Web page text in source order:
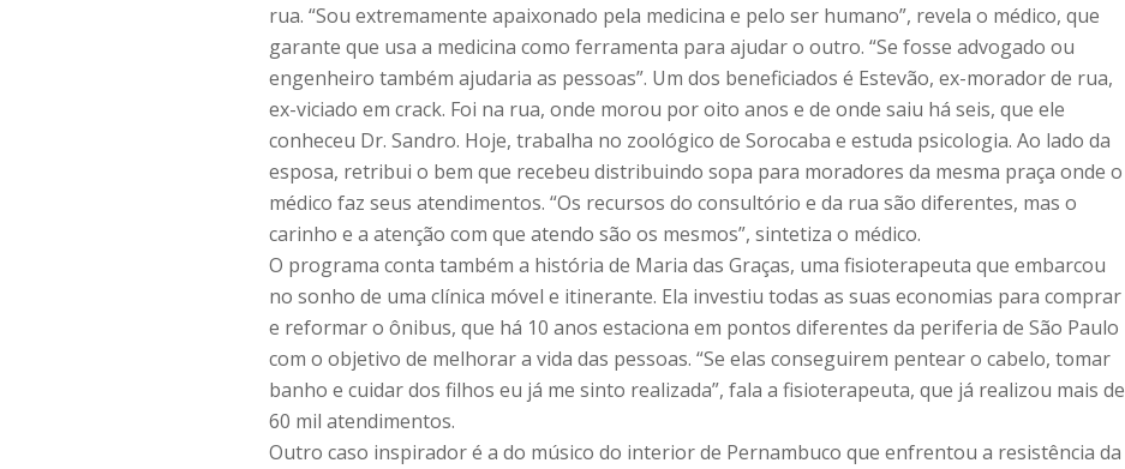
rua. “Sou extremamente apaixonado pela medicina e pelo ser humano”, revela o médico, que
garante que usa a medicina como ferramenta para ajudar o outro. “Se fosse advogado ou
engenheiro também ajudaria as pessoas”. Um dos beneficiados é Estevão, ex-morador de rua,
ex-viciado em crack. Foi na rua, onde morou por oito anos e de onde saiu há seis, que ele
conheceu Dr. Sandro. Hoje, trabalha no zoológico de Sorocaba e estuda psicologia. Ao lado da
esposa, retribui o bem que recebeu distribuindo sopa para moradores da mesma praça onde o
médico faz seus atendimentos. “Os recursos do consultório e da rua são diferentes, mas o
carinho e a atenção com que atendo são os mesmos”, sintetiza o médico.
O programa conta também a história de Maria das Graças, uma fisioterapeuta que embarcou
no sonho de uma clínica móvel e itinerante. Ela investiu todas as suas economias para comprar
e reformar o ônibus, que há 10 anos estaciona em pontos diferentes da periferia de São Paulo
com o objetivo de melhorar a vida das pessoas. “Se elas conseguirem pentear o cabelo, tomar
banho e cuidar dos filhos eu já me sinto realizada”, fala a fisioterapeuta, que já realizou mais de
60 mil atendimentos.
Outro caso inspirador é a do músico do interior de Pernambuco que enfrentou a resistência da